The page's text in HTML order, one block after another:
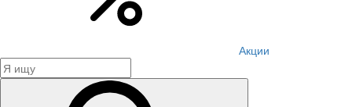
Акции